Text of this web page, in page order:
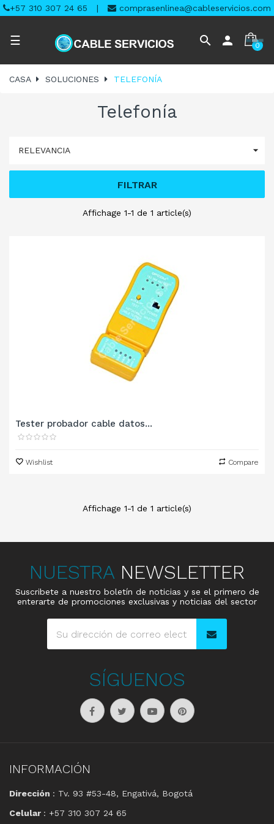
+57 310 307 24 65 | comprasenlinea@cableservicios.com
Navegación
palanca
☰ search person 0
CASA SOLUCIONES TELEFONÍA
Telefonía
RELEVANCIA 
FILTRAR
Affichage 1-1 de 1 article(s)
Tester probador cable datos...
Wishlist Compare
Affichage 1-1 de 1 article(s)
NUESTRA NEWSLETTER
Suscribete a nuestro boletín de noticias y se el primero de
enterarte de promociones exclusivas y noticias del sector
SÍGUENOS
INFORMACIÓN
Dirección : Tv. 93 #53-48, Engativá, Bogotá
Celular : +57 310 307 24 65